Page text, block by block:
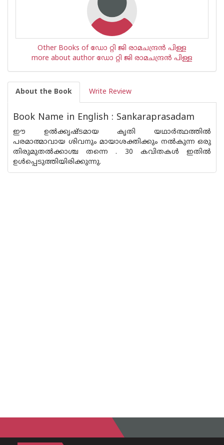
Other Books of ഡോ റ്റി ജി രാമചന്ദ്രന്‍ പിള്ള
more about author ഡോ റ്റി ജി രാമചന്ദ്രന്‍ പിള്ള
About the Book Write Review
Book Name in English : Sankaraprasadam
ഈ ഉല്‍ക്കൃഷ്ടമായ കൃതി യഥാര്‍ത്ഥത്തില്‍
പരമാത്മാവായ ശിവനും മായാശക്തിക്കും നല്‍കുന്ന ഒരു
തിരുമുതല്‍ക്കാശ്ച തന്നെ . 30 കവിതകള്‍ ഇതില്‍
ഉള്‍പ്പെടുത്തിയിരിക്കുന്നു.